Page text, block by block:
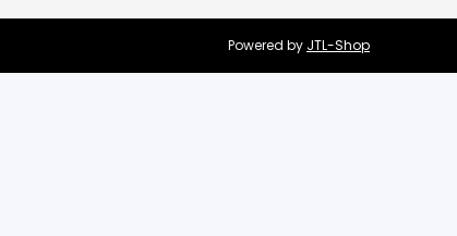
Powered by JTL-Shop